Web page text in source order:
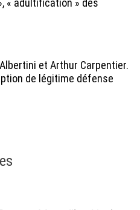
« adultification » des
et Arthur Carpentier.
de légitime défense